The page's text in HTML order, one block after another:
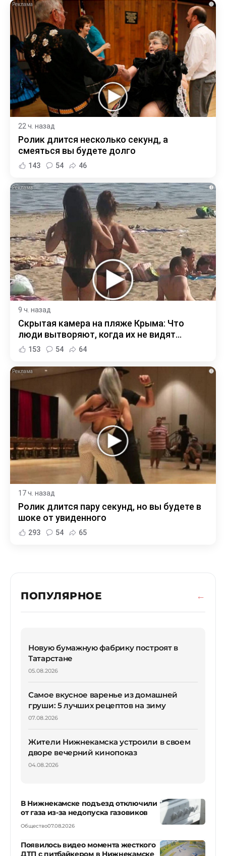
i
22 ч. назад
Ролик длится несколько секунд, а
смеяться вы будете долго
143 54 46
i
9 ч. назад
Скрытая камера на пляже Крыма: Что
люди вытворяют, когда их не видят...
153 54 64
i
17 ч. назад
Ролик длится пару секунд, но вы будете в
шоке от увиденного
293 54 65
ПОПУЛЯРНОЕ
Новую бумажную фабрику построят в
Татарстане
05.08.2026
Самое вкусное варенье из домашней
груши: 5 лучших рецептов на зиму
07.08.2026
Жители Нижнекамска устроили в своем
дворе вечерний кинопоказ
04.08.2026
В Нижнекамске подъезд отключили
от газа из-за недопуска газовиков
Общество07.08.2026
Появилось видео момента жесткого
ДТП с питбайкером в Нижнекамске